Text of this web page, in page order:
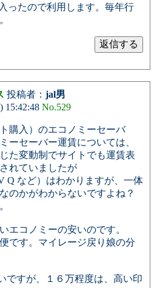
ったので利用します。毎年行
投稿者： jal男
15:42:48 No.529
購入）のエコノミーセーバ
ーセーバー運賃については、
た変動制でサイトでも運賃表
れていましたが
Q など）はわかりますが、一体
のかがわからないですよね？
エコノミーの安いのです。
です。マイレージ戻り娘の分
ですが、１６万程度は、高い印